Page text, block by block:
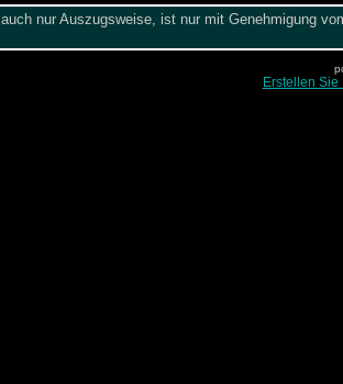
nur Auszugsweise, ist nur mit Genehmigung
Erstellen